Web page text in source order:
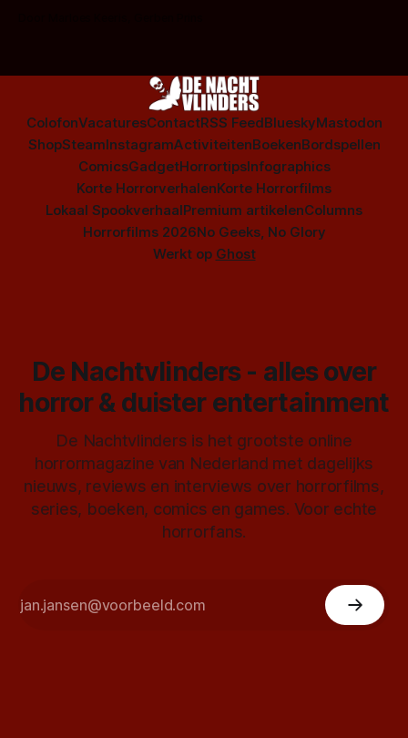
ColofonVacaturesContactRSS FeedBlueskyMastodon
ShopSteamInstagramActiviteitenBoekenBordspellen
ComicsGadgetHorrortipsInfographics
Korte HorrorverhalenKorte Horrorfilms
Lokaal SpookverhaalPremium artikelenColumns
Horrorfilms 2026No Geeks, No Glory
Werkt op Ghost
De Nachtvlinders - alles over
horror & duister entertainment
De Nachtvlinders is het grootste online
horrormagazine van Nederland met dagelijks
nieuws, reviews en interviews over horrorfilms,
series, boeken, comics en games. Voor echte
horrorfans.